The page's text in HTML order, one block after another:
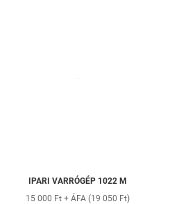
IPARI VARRÓGÉP 1022 M
15 000 Ft + ÁFA (19 050 Ft)